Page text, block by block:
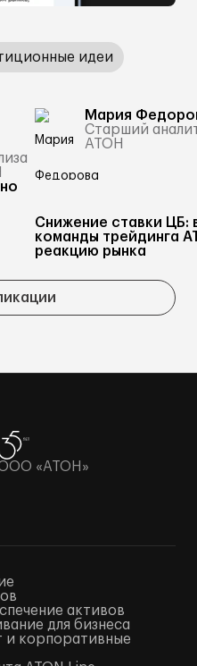
идеи
Мария
Старший
АТОН
Снижение ставки ЦБ:
команды трейдинга
реакцию рынка
«АТОН»
активов
для бизнеса
и корпоративные